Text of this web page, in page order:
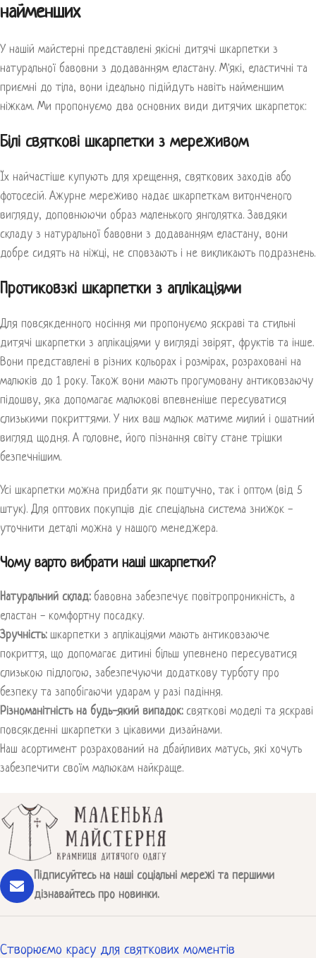
найменших
У нашій майстерні представлені якісні дитячі шкарпетки з
натуральної бавовни з додаванням еластану. М'які, еластичні та
приємні до тіла, вони ідеально підійдуть навіть найменшим
ніжкам. Ми пропонуємо два основних види дитячих шкарпеток:
Білі святкові шкарпетки з мереживом
Їх найчастіше купують для хрещення, святкових заходів або
фотосесій. Ажурне мереживо надає шкарпеткам витонченого
вигляду, доповнюючи образ маленького янголятка. Завдяки
складу з натуральної бавовни з додаванням еластану, вони
добре сидять на ніжці, не сповзають і не викликають подразнень.
Протиковзкі шкарпетки з аплікаціями
Для повсякденного носіння ми пропонуємо яскраві та стильні
дитячі шкарпетки з аплікаціями у вигляді звірят, фруктів та інше.
Вони представлені в різних кольорах і розмірах, розраховані на
малюків до 1 року. Також вони мають прогумовану антиковзаючу
підошву, яка допомагає малюкові впевненіше пересуватися
слизькими покриттями. У них ваш малюк матиме милий і ошатний
вигляд щодня. А головне, його пізнання світу стане трішки
безпечнішим.
Усі шкарпетки можна придбати як поштучно, так і оптом (від 5
штук). Для оптових покупців діє спеціальна система знижок -
уточнити деталі можна у нашого менеджера.
Чому варто вибрати наші шкарпетки?
Натуральний склад:бавовна забезпечує повітропроникність, а
еластан - комфортну посадку.
Зручність:шкарпетки з аплікаціями мають антиковзаюче
покриття, що допомагає дитині більш упевнено пересуватися
слизькою підлогою, забезпечуючи додаткову турботу про
безпеку та запобігаючи ударам у разі падіння.
Різноманітність на будь-який випадок:святкові моделі та яскраві
повсякденні шкарпетки з цікавими дизайнами.
Наш асортимент розрахований на дбайливих матусь, які хочуть
забезпечити своїм малюкам найкраще.
Підписуйтесь на наші соціальні мережі та першими
дізнавайтесь про новинки.
Створюємо красу для святкових моментів